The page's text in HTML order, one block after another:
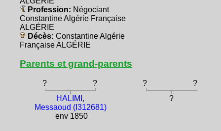
Profession: Négociant
Constantine Algérie Française
ALGÉRIE
Décès: Constantine Algérie
Française ALGÉRIE
Parents et grand-parents
? ? ?
?
HALIMI,
Messaoud (I312681)
env 1850
?